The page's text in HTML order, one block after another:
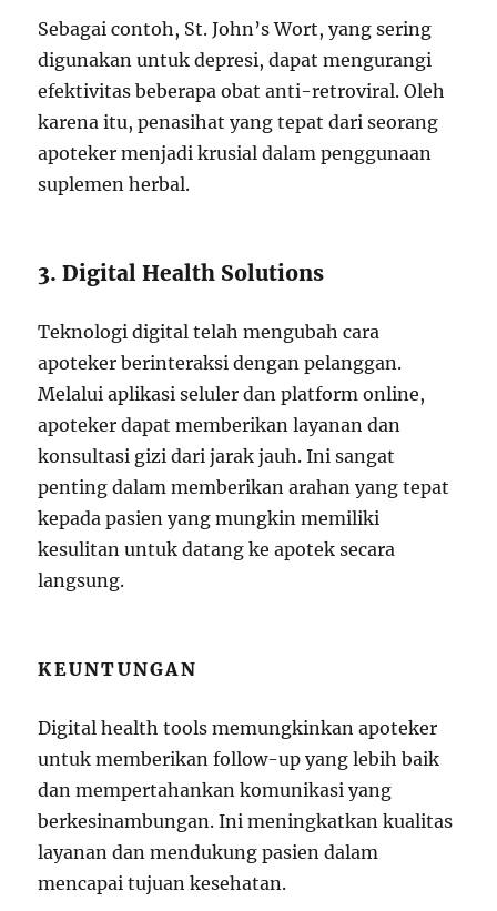
Sebagai contoh, St. John’s Wort, yang sering
digunakan untuk depresi, dapat mengurangi
efektivitas beberapa obat anti-retroviral. Oleh
karena itu, penasihat yang tepat dari seorang
apoteker menjadi krusial dalam penggunaan
suplemen herbal.
3. Digital Health Solutions
Teknologi digital telah mengubah cara
apoteker berinteraksi dengan pelanggan.
Melalui aplikasi seluler dan platform online,
apoteker dapat memberikan layanan dan
konsultasi gizi dari jarak jauh. Ini sangat
penting dalam memberikan arahan yang tepat
kepada pasien yang mungkin memiliki
kesulitan untuk datang ke apotek secara
langsung.
KEUNTUNGAN
Digital health tools memungkinkan apoteker
untuk memberikan follow-up yang lebih baik
dan mempertahankan komunikasi yang
berkesinambungan. Ini meningkatkan kualitas
layanan dan mendukung pasien dalam
mencapai tujuan kesehatan.